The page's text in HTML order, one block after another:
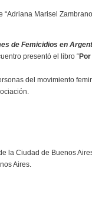
Marisel
de Femicidios en
presentó el libro “
del movimiento
la Ciudad de Buenos
Aires.